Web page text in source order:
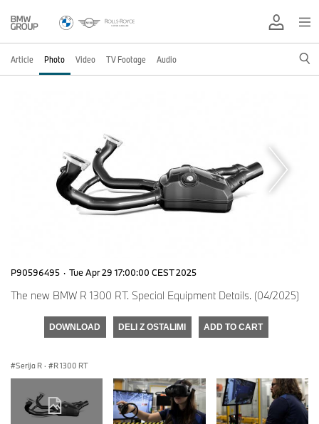
Article Photo Video TV Footage Audio
P90596495 · Tue Apr 29 17:00:00 CEST 2025
The new BMW R 1300 RT. Special Equipment Details. (04/2025)
DOWNLOAD DELI Z OSTALIMI ADD TO CART
Serija R · R 1300 RT